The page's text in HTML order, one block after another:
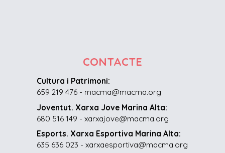
CONTACTE
Cultura i Patrimoni:
659 219 476 - macma@macma.org
Joventut. Xarxa Jove Marina Alta:
680 516 149 - xarxajove@macma.org
Esports. Xarxa Esportiva Marina Alta:
635 636 023 - xarxaesportiva@macma.org